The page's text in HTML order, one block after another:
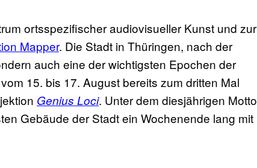
ortsspezifischer audiovisueller Kunst und zur
Mapper. Die Stadt in Thüringen, nach der
auch eine der wichtigsten Epochen der
15. bis 17. August bereits zum dritten Mal
Genius Loci. Unter dem diesjährigen Motto
Gebäude der Stadt ein Wochenende lang mit